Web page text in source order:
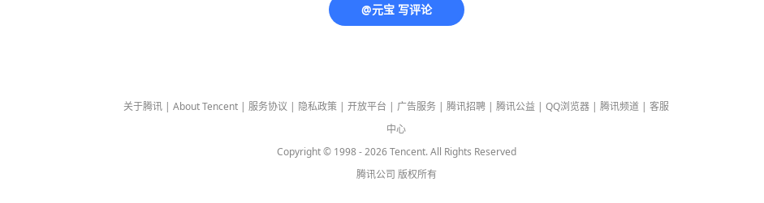
@元宝 写评论
关于腾讯 | About Tencent | 服务协议 | 隐私政策 | 开放平台 | 广告服务 | 腾讯招聘 | 腾讯公益 | QQ浏览器 | 腾讯频道 | 客服
中心
Copyright © 1998 -2026Tencent. All Rights Reserved
腾讯公司 版权所有